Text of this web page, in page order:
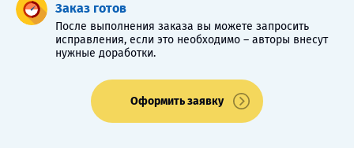
Заказ готов
После выполнения заказа вы можете запросить
исправления, если это необходимо – авторы внесут
нужные доработки.
Оформить заявку